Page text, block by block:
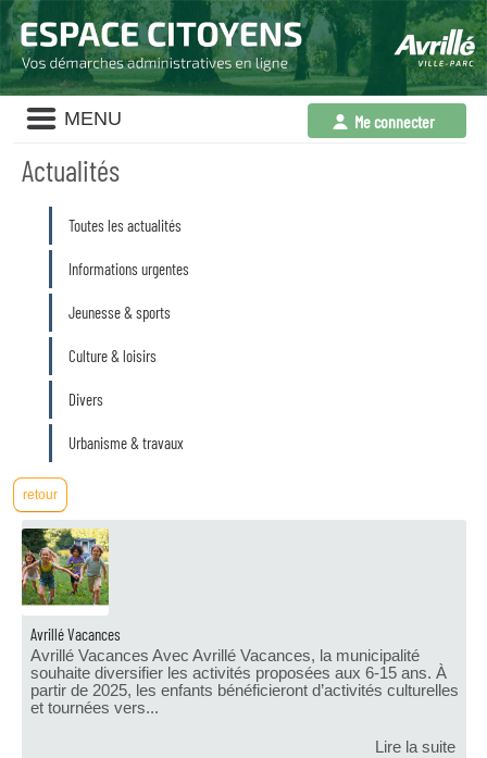
Liste
des
MENU Me connecter
Actualités
catégories
Toutes les actualités
Informations urgentes
Jeunesse & sports
Culture & loisirs
Divers
Urbanisme & travaux
Avrillé Vacances
Avrillé Vacances Avec Avrillé Vacances, la municipalité
souhaite diversifier les activités proposées aux 6-15 ans. À
partir de 2025, les enfants bénéficieront d’activités culturelles
et tournées vers...
Lire la suite